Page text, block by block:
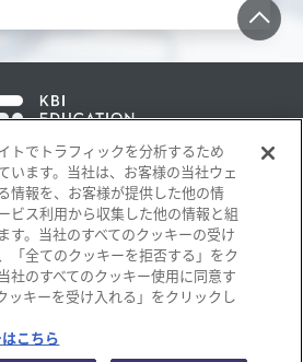
イバシーポリシー
サイトポリシー
ャルメディアポリシー
トでトラフィックを分析するため
います。当社は、お客様の当社ウェ
情報を、お客様が提供した他の情
ビス利用から収集した他の情報と組
す。当社のすべてのクッキーの受け
「全てのクッキーを拒否する」をク
社のすべてのクッキー使用に同意す
ッキーを受け入れる」をクリックし
こちら